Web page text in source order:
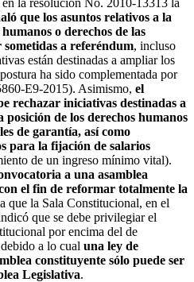
la resolución No. 2010-13313 la
que los asuntos relativos a la
o derechos de las
a referéndum, incluso
están destinadas a ampliar los
ha sido complementada por
E9-2015). Asimismo, el
rechazar iniciativas destinadas a
posición de los derechos humanos
de garantía, así como
para la fijación de salarios
de un ingreso mínimo vital).
a una asamblea
el fin de reformar totalmente la
que la Sala Constitucional, en el
que se debe privilegiar el
por encima del de
a lo cual una ley de
constituyente sólo puede ser
Legislativa.